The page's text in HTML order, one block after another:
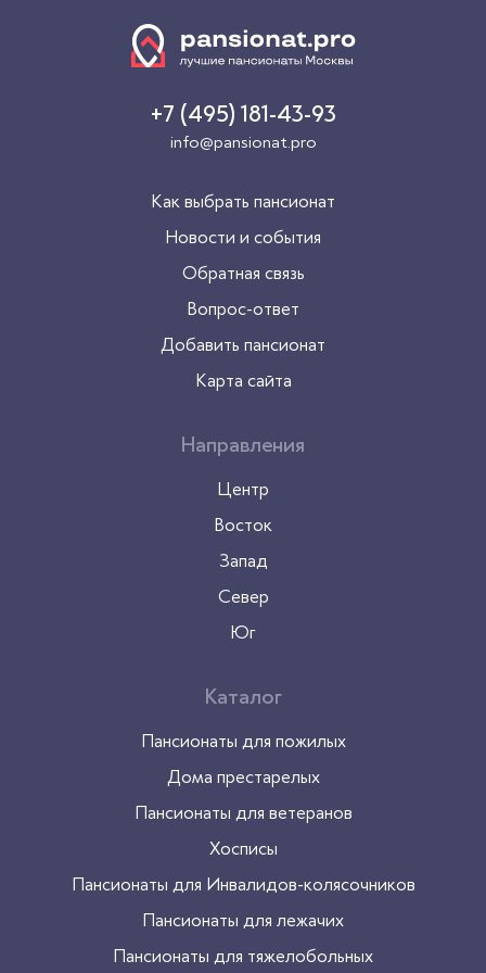
Медицинское обслуживание
Контроль за приёмом лекарств
Круглосуточный уход 24/7 (1)
Регулярный осмотр врача(1)
+7 (495) 181-43-93
info@pansionat.pro
Как выбрать пансионат
Новости и события
Обратная связь
Вопрос-ответ
Добавить пансионат
Карта сайта
Направления
Центр
Восток
Запад
Север
Юг
Каталог
Пансионаты для пожилых
Дома престарелых
Пансионаты для ветеранов
Хосписы
Пансионаты для Инвалидов-колясочников
Пансионаты для лежачих
Пансионаты для тяжелобольных